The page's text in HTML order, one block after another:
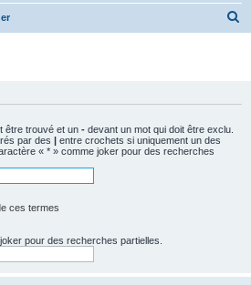
e
être trouvé et un - devant un mot qui doit être exclu.
par des | entre crochets si uniquement un des
« * » comme joker pour des recherches
ces termes
pour des recherches partielles.